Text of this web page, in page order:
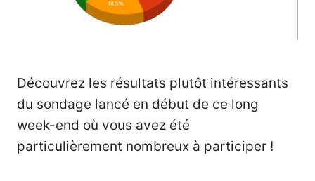
Découvrez les résultats plutôt intéressants
du sondage lancé en début de ce long
week-end où vous avez été
particulièrement nombreux à participer !